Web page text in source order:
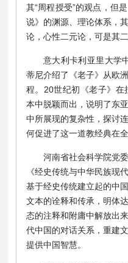
其“周程授受”的观点，但
说》的渊源、理论体系，
论，心性二元论，可是其
意大利卡利亚里大学
蒂尼介绍了《老子》从欧
程。20世纪初《老子》
本中脱颖而出，说明了东
中所展现的复杂性，探讨
何促进了这一道教经典在
河南省社会科学院党
《经史传统与中华民族现
基于经史传统建立起的中
文本的诠释和传承，明体
态的注释和附庸中解放出
代中国的对话关系，重建
提供中国智慧。